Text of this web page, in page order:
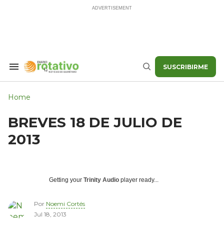
Search
Buscar SUSCRIBIRME
Home
BREVES 18 DE JULIO DE
2013
Getting your Trinity Audio player ready...
Por Noemi Cortés
Jul 18, 2013